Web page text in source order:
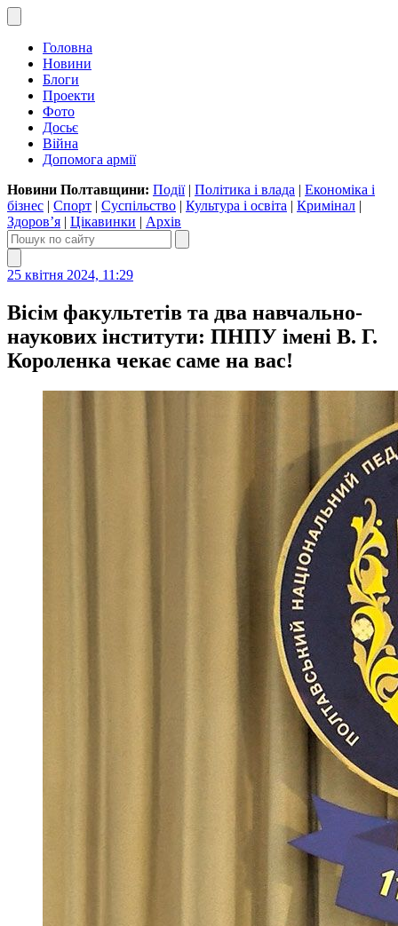
Головна
Новини
Блоги
Проекти
Фото
Досьє
Війна
Допомога армії
Новини Полтавщини: Події| Політика і влада | Економіка і
бізнес | Спорт | Суспільство | Культура і освіта | Кримінал |
Здоров’я | Цікавинки | Архів
25 квітня 2024, 11:29
Вісім факультетів та два навчально-
наукових інститути: ПНПУ імені В. Г.
Короленка чекає саме на вас!